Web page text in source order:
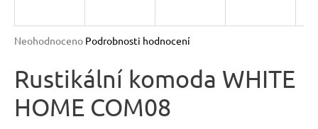
Průměrné
produktu
je
0,0
z
Neohodnoceno Podrobnosti hodnocení
Rustikální komoda WHITE
HOME COM08
A
a
í
t
?